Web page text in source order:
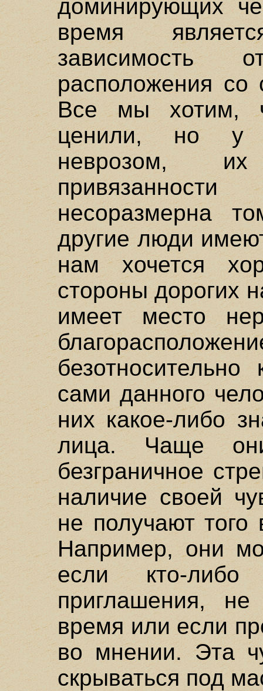
доминирующих
время
зависимость
расположения со
Все мы хотим,
ценили, но у
неврозом,
несоразмерна
другие люди
нам хочется
стороны дорогих
имеет место
сами данного
них какое-либо
лица. Чаще
безграничное
наличие своей
не получают того
Например, они
если кто-
приглашения,
время или если
во мнении. Эта
скрываться под